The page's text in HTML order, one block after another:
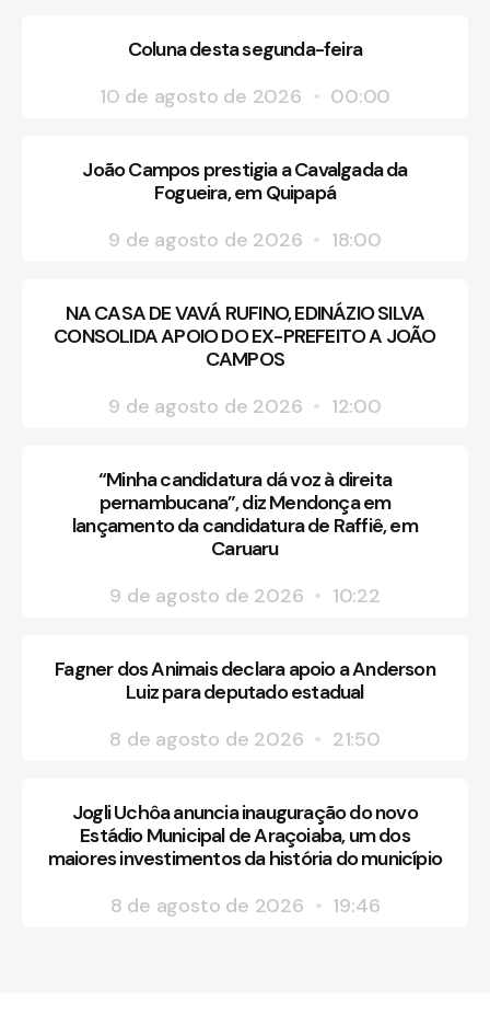
Coluna desta segunda-feira
10 de agosto de 2026
00:00
João Campos prestigia a Cavalgada da
Fogueira, em Quipapá
9 de agosto de 2026
18:00
NA CASA DE VAVÁ RUFINO, EDINÁZIO SILVA
CONSOLIDA APOIO DO EX-PREFEITO A JOÃO
CAMPOS
9 de agosto de 2026
12:00
“Minha candidatura dá voz à direita
pernambucana”, diz Mendonça em
lançamento da candidatura de Raffiê, em
Caruaru
9 de agosto de 2026
10:22
Fagner dos Animais declara apoio a Anderson
Luiz para deputado estadual
8 de agosto de 2026
21:50
Jogli Uchôa anuncia inauguração do novo
Estádio Municipal de Araçoiaba, um dos
maiores investimentos da história do município
8 de agosto de 2026
19:46